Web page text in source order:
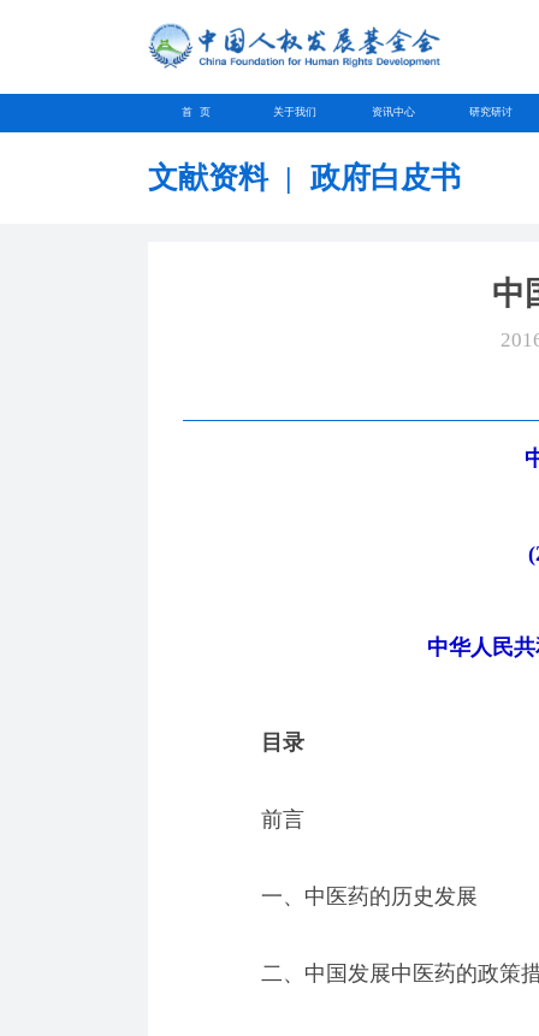
首 页 关于我们 资讯中心 研究研讨
文献资料 | 政府白皮书
中
中华人民
目录
前言
一、中医药的历史发展
二、中国发展中医药的政策